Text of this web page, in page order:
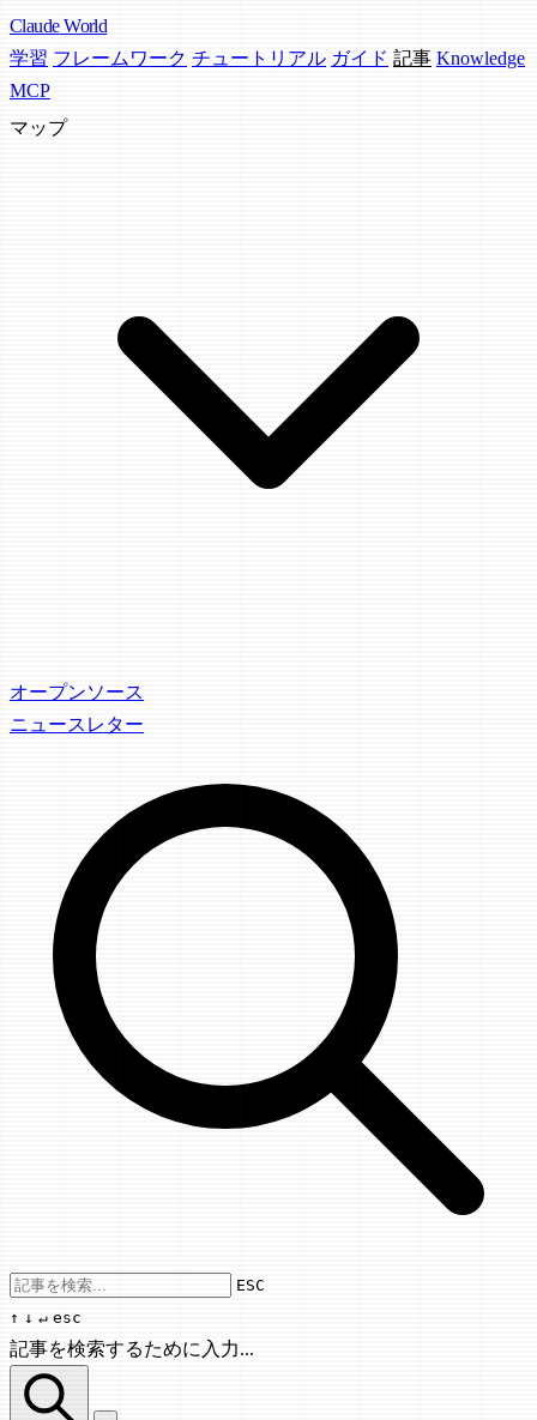
Claude World
学習 フレームワーク チュートリアル ガイド 記事 Knowledge
MCP
マップ
オープンソース
ニュースレター
Use arrow keys to navigate results,
ESC
↑ ↓ ↵ esc
記事を検索するために入力...
記事を検索...